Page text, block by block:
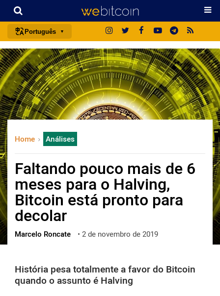
Português
português (BR)
english
español
français
italiano
日本語
русский
한국어
العربية
ไทย
ქართული
vietnamese
Home Análises
Faltando pouco mais de 6
meses para o Halving,
Bitcoin está pronto para
decolar
Marcelo Roncate • 2 de novembro de 2019
História pesa totalmente a favor do Bitcoin
quando o assunto é Halving